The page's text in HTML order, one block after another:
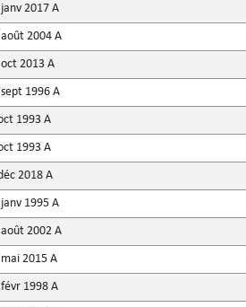
2017 A
2004 A
2013 A
1996 A
1993 A
1993 A
2018 A
1995 A
2002 A
2015 A
1998 A